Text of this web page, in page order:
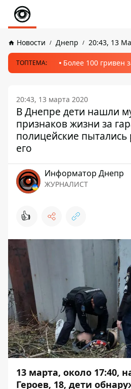
Новости Днепр 20:43, 13
ТОПТЕМА: Более 100 гривен
20:43, 13 марта 2020
В Днепре дети нашли
признаков жизни за
полицейские
его
Информатор Днепр
ЖУРНАЛИСТ
👍
13 марта, около 17:40,
Героев, 18, дети